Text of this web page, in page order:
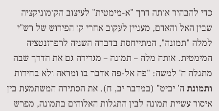
כדי להבהיר אותה דרך "א-מימטית" לעיצוב הקומוניקציה
שבין האל והאדם, מעניין לעקוב אחרי קו הפירוש של רש"י
למלה "תמונה", המתייחסת בדברה השניה לרפרזנטציה
המימטית. אותה מלה – תמונה – מגדירה גם את הדרך שבה
מתגלה ה' למשה: "פה אל-פה אדבר בו ומראה ולא בחידות
ותמונתה' יביט" (במדבר יב, ח). את הסתירה המשתמעת בין
איסור עשיית תמונה לבין התגלות האלוהים בתמונה, מפרש